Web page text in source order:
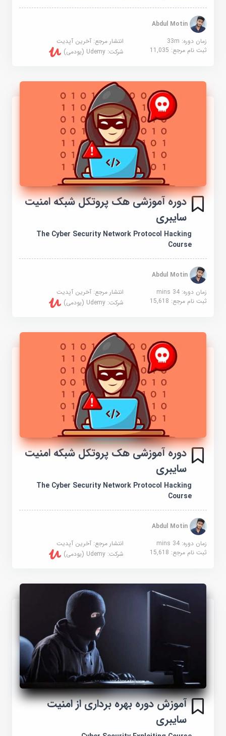
Abdul Motin
زمان دوره: 33m
انتشار مرجع:آخرین آپدیت
ثبت نام مرجع:11,035 شرکت:Udemy (یودمی)
دوره آموزشی هک پروتکل شبکه امنیت
سایبری
The Cyber Security Network Protocol Hacking
Course
Abdul Motin
زمان دوره: 34 mins
انتشار مرجع:آخرین آپدیت
ثبت نام مرجع:15,618 شرکت:Udemy (یودمی)
دوره آموزشی هک پروتکل شبکه امنیت
سایبری
The Cyber Security Network Protocol Hacking
Course
Abdul Motin
زمان دوره: 34 mins
انتشار مرجع:آخرین آپدیت
ثبت نام مرجع:15,618 شرکت:Udemy (یودمی)
آموزش دوره بهره برداری از امنیت
سایبری